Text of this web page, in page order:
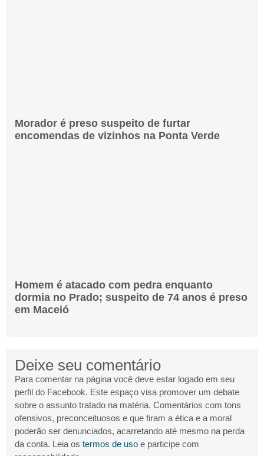
Morador é preso suspeito de furtar
encomendas de vizinhos na Ponta Verde
Homem é atacado com pedra enquanto
dormia no Prado; suspeito de 74 anos é preso
em Maceió
Deixe seu comentário
Para comentar na página você deve estar logado em seu
perfil do Facebook. Este espaço visa promover um debate
sobre o assunto tratado na matéria. Comentários com tons
ofensivos, preconceituosos e que firam a ética e a moral
poderão ser denunciados, acarretando até mesmo na perda
da conta. Leia os termos de uso e participe com